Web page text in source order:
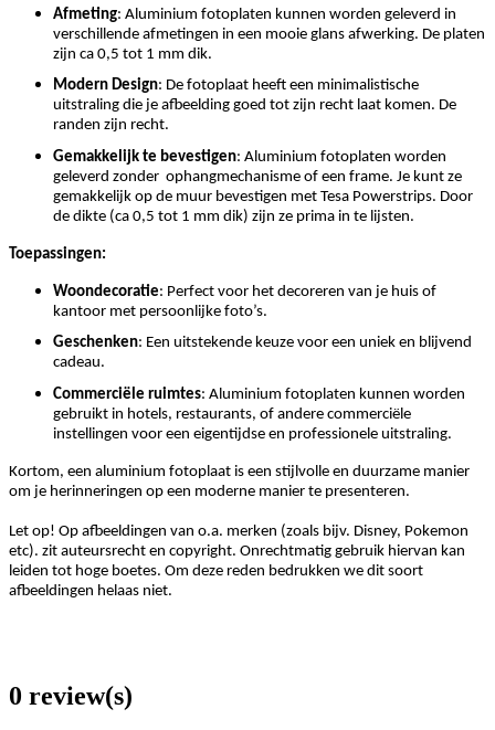
Afmeting: Aluminium fotoplaten kunnen worden geleverd in
verschillende afmetingen in een mooie glans afwerking. De platen
zijn ca 0,5 tot 1 mm dik.
Modern Design: De fotoplaat heeft een minimalistische
uitstraling die je afbeelding goed tot zijn recht laat komen. De
randen zijn recht.
Gemakkelijk te bevestigen: Aluminium fotoplaten worden
geleverd zonder ophangmechanisme of een frame. Je kunt ze
gemakkelijk op de muur bevestigen met Tesa Powerstrips. Door
de dikte (ca 0,5 tot 1 mm dik) zijn ze prima in te lijsten.
Toepassingen:
Woondecoratie: Perfect voor het decoreren van je huis of
kantoor met persoonlijke foto’s.
Geschenken: Een uitstekende keuze voor een uniek en blijvend
cadeau.
Commerciële ruimtes: Aluminium fotoplaten kunnen worden
gebruikt in hotels, restaurants, of andere commerciële
instellingen voor een eigentijdse en professionele uitstraling.
Kortom, een aluminium fotoplaat is een stijlvolle en duurzame manier
om je herinneringen op een moderne manier te presenteren.
Let op! Op afbeeldingen van o.a. merken (zoals bijv. Disney, Pokemon
etc). zit auteursrecht en copyright. Onrechtmatig gebruik hiervan kan
leiden tot hoge boetes. Om deze reden bedrukken we dit soort
afbeeldingen helaas niet.
0 review(s)